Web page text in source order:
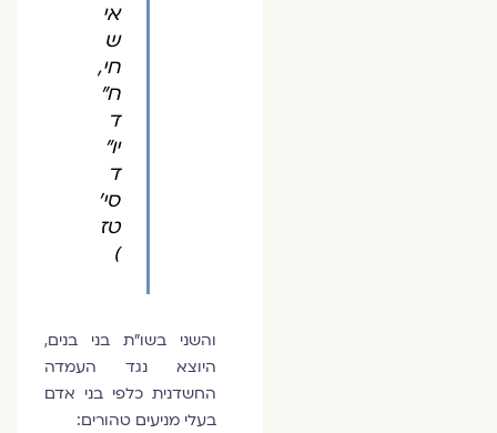
אי
ש
חי,
ח"
ד
יו"
ד
סי'
טז
והשני בשו"ת בני בנים,
היוצא נגד העמדה
החשדנית כלפי בני אדם
בעלי מניעים טהורים: